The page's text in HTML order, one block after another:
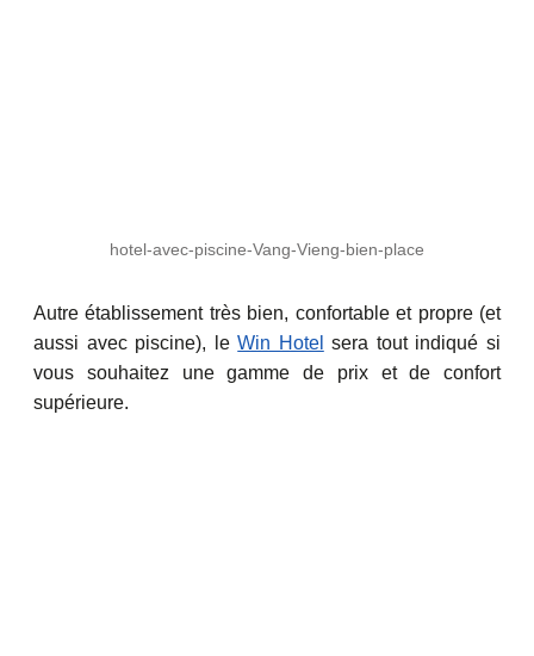
hotel-avec-piscine-Vang-Vieng-bien-place
Autre établissement très bien, confortable et propre (et
aussi avec piscine), leWin Hotel sera tout indiqué si
vous souhaitez une gamme de prix et de confort
supérieure.